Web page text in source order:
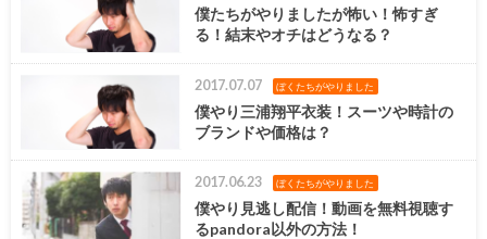
僕たちがやりましたが怖い！怖すぎ
る！結末やオチはどうなる？
2017.07.07 ぼくたちがやりました
僕やり三浦翔平衣装！スーツや時計の
ブランドや価格は？
2017.06.23 ぼくたちがやりました
僕やり見逃し配信！動画を無料視聴す
るpandora以外の方法！